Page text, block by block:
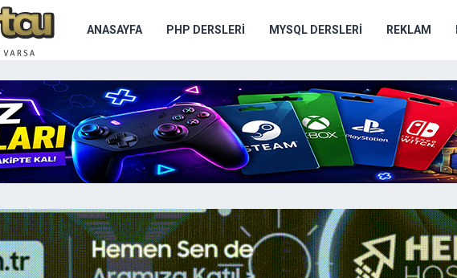
ANASAYFA PHP DERSLERI MYSQL DERSLERI REKLAM